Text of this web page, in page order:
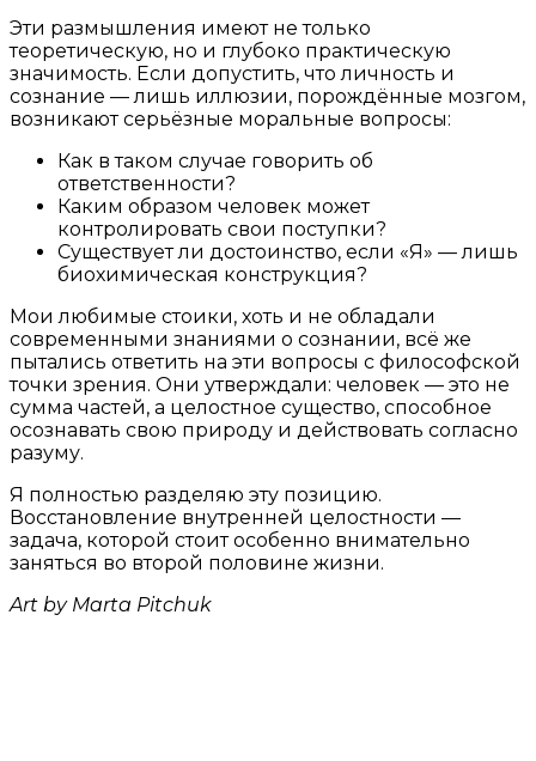
Эти размышления имеют не только
теоретическую, но и глубоко практическую
значимость. Если допустить, что личность и
сознание — лишь иллюзии, порождённые мозгом,
возникают серьёзные моральные вопросы:
Как в таком случае говорить об
ответственности?
Каким образом человек может
контролировать свои поступки?
Существует ли достоинство, если «Я» — лишь
биохимическая конструкция?
Мои любимые стоики, хоть и не обладали
современными знаниями о сознании, всё же
пытались ответить на эти вопросы с философской
точки зрения. Они утверждали: человек — это не
сумма частей, а целостное существо, способное
осознавать свою природу и действовать согласно
разуму.
Я полностью разделяю эту позицию.
Восстановление внутренней целостности —
задача, которой стоит особенно внимательно
заняться во второй половине жизни.
Art by Marta Pitchuk